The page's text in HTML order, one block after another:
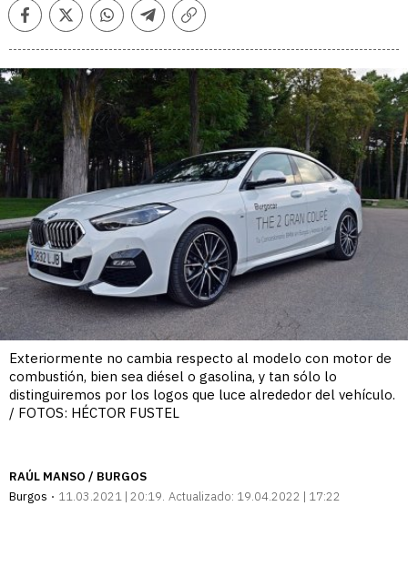
FacebookTwitterWhatsappTelegramCopiar
Exteriormente no cambia respecto al modelo con motor de
combustión, bien sea diésel o gasolina, y tan sólo lo
distinguiremos por los logos que luce alrededor del vehículo.
/ FOTOS: HÉCTOR FUSTEL
RAÚL MANSO / BURGOS
Burgos
11.03.2021 | 20:19 Actualizado: 19.04.2022 | 17:22